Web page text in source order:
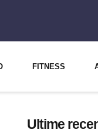
FITNESS
Ultime